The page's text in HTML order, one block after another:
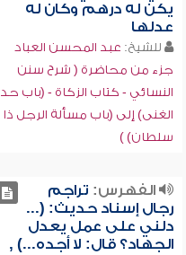
يكن له درهم وكان له
عدلها
للشيخ: عبد المحسن العباد
جزء من محاضرة ( شرح سنن
النسائي - كتاب الزكاة - (باب حد
الغنى) إلى (باب مسألة الرجل ذا
سلطان) )
الفهرس: تراجم
رجال إسناد حديث: (...
دلني على عمل يعدل
الجهاد؟ قال: لا أجده...) ,